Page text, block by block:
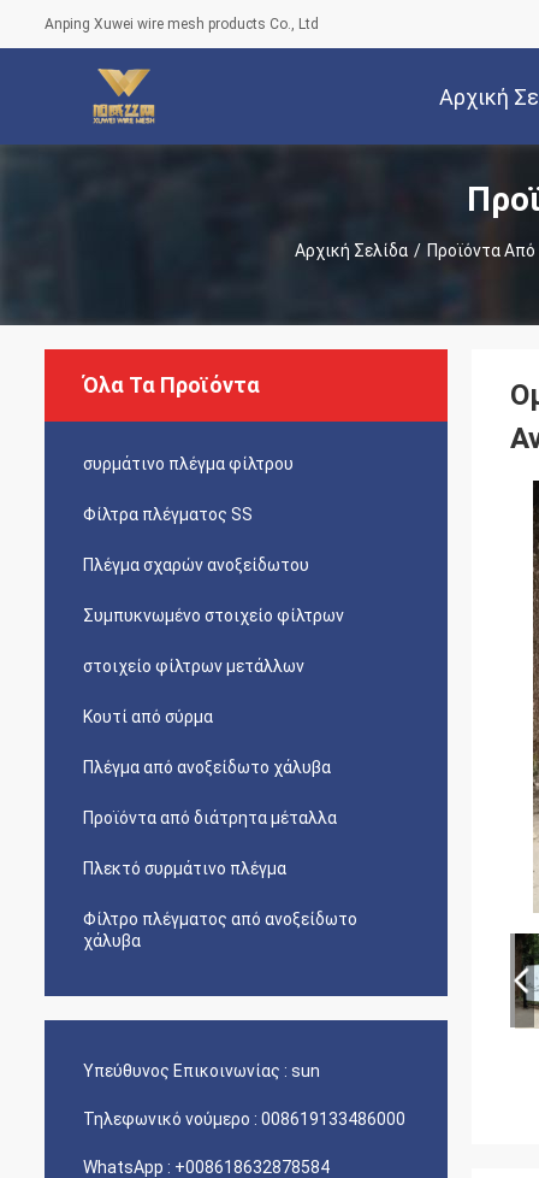
Anping Xuwei wire mesh products Co., Ltd
Αρχική
Αρχική Σελίδα / Προϊόντα
Όλα Τα Προϊόντα
συρμάτινο πλέγμα φίλτρου
Φίλτρα πλέγματος SS
Πλέγμα σχαρών ανοξείδωτου
Συμπυκνωμένο στοιχείο φίλτρων
στοιχείο φίλτρων μετάλλων
Κουτί από σύρμα
Πλέγμα από ανοξείδωτο χάλυβα
Προϊόντα από διάτρητα μέταλλα
Πλεκτό συρμάτινο πλέγμα
Φίλτρο πλέγματος από ανοξείδωτο
χάλυβα
Υπεύθυνος Επικοινωνίας : sun
Τηλεφωνικό νούμερο : 008619133486000
WhatsApp : +008618632878584